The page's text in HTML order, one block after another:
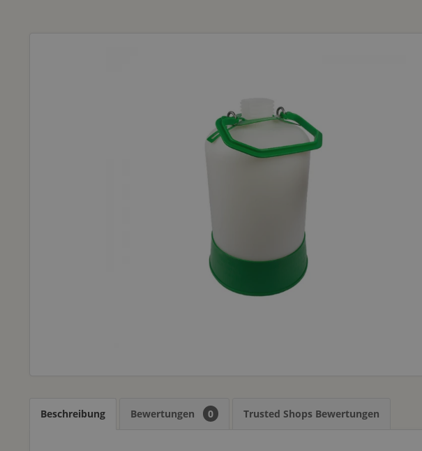
Beschreibung Bewertungen 0 Trusted Shops Bewertungen